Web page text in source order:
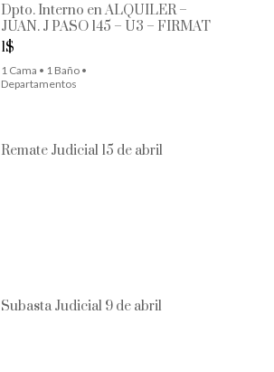
Dpto. Interno en ALQUILER –
JUAN. J PASO 145 – U3 – FIRMAT
1$
1 Cama • 1 Baño •
Departamentos
Remate Judicial 15 de abril
Subasta Judicial 9 de abril